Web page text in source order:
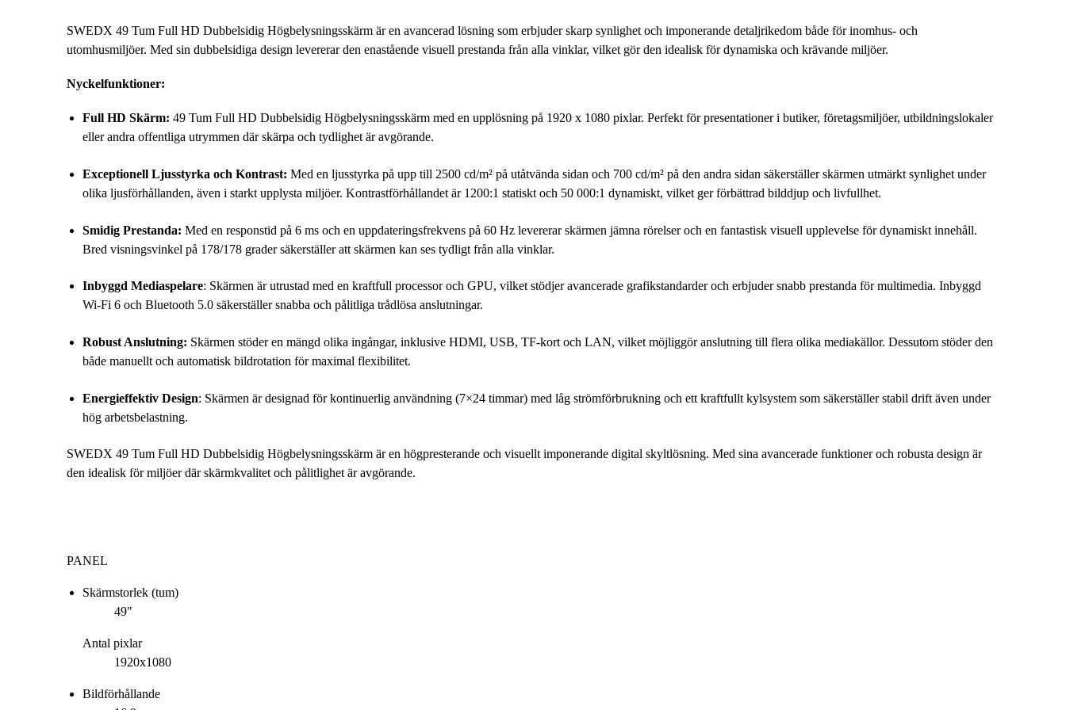
SWEDX 49 Tum Full HD Dubbelsidig Högbelysningsskärm är en avancerad lösning som erbjuder skarp synlighet och imponerande detaljrikedom både för inomhus- och
utomhusmiljöer. Med sin dubbelsidiga design levererar den enastående visuell prestanda från alla vinklar, vilket gör den idealisk för dynamiska och krävande miljöer.
Nyckelfunktioner:
Full HD Skärm: 49 Tum Full HD Dubbelsidig Högbelysningsskärm med en upplösning på 1920 x 1080 pixlar. Perfekt för presentationer i butiker, företagsmiljöer, utbildningslokaler
eller andra offentliga utrymmen där skärpa och tydlighet är avgörande.
Exceptionell Ljusstyrka och Kontrast: Med en ljusstyrka på upp till 2500 cd/m² på utåtvända sidan och 700 cd/m² på den andra sidan säkerställer skärmen utmärkt synlighet under
olika ljusförhållanden, även i starkt upplysta miljöer. Kontrastförhållandet är 1200:1 statiskt och 50 000:1 dynamiskt, vilket ger förbättrad bilddjup och livfullhet.
Smidig Prestanda: Med en responstid på 6 ms och en uppdateringsfrekvens på 60 Hz levererar skärmen jämna rörelser och en fantastisk visuell upplevelse för dynamiskt innehåll.
Bred visningsvinkel på 178/178 grader säkerställer att skärmen kan ses tydligt från alla vinklar.
Inbyggd Mediaspelare: Skärmen är utrustad med en kraftfull processor och GPU, vilket stödjer avancerade grafikstandarder och erbjuder snabb prestanda för multimedia. Inbyggd
Wi-Fi 6 och Bluetooth 5.0 säkerställer snabba och pålitliga trådlösa anslutningar.
Robust Anslutning: Skärmen stöder en mängd olika ingångar, inklusive HDMI, USB, TF-kort och LAN, vilket möjliggör anslutning till flera olika mediakällor. Dessutom stöder den
både manuellt och automatisk bildrotation för maximal flexibilitet.
Energieffektiv Design: Skärmen är designad för kontinuerlig användning (7×24 timmar) med låg strömförbrukning och ett kraftfullt kylsystem som säkerställer stabil drift även under
hög arbetsbelastning.
SWEDX 49 Tum Full HD Dubbelsidig Högbelysningsskärm är en högpresterande och visuellt imponerande digital skyltlösning. Med sina avancerade funktioner och robusta design är
den idealisk för miljöer där skärmkvalitet och pålitlighet är avgörande.
PANEL
Skärmstorlek (tum)
49"
Antal pixlar
1920x1080
Bildförhållande